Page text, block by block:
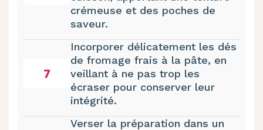
crémeuse et des poches de
saveur.
7
Incorporer délicatement les dés
de fromage frais à la pâte, en
veillant à ne pas trop les
écraser pour conserver leur
intégrité.
Verser la préparation dans un